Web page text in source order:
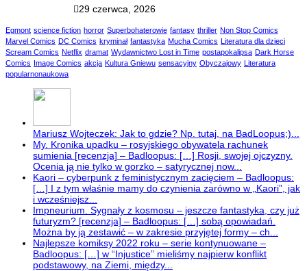
29 czerwca, 2026
Egmont science fiction horror Superbohaterowie fantasy thriller Non Stop Comics
Marvel Comics DC Comics kryminał fantastyka Mucha Comics Literatura dla dzieci
Scream Comics Netflix dramat Wydawnictwo Lost in Time postapokalipsa Dark Horse
Comics Image Comics akcja Kultura Gniewu sensacyjny Obyczajowy Literatura
popularnonaukowa
Mariusz Wojteczek: Jak to gdzie? Np. tutaj, na BadLoopus;)...
My. Kronika upadku – rosyjskiego obywatela rachunek
sumienia [recenzja] – Badloopus: […] Rosji, swojej ojczyzny.
Ocenia ją nie tylko w gorzko – satyrycznej now...
Kaori – cyberpunk z feministycznym zacięciem – Badloopus:
[…] I z tym właśnie mamy do czynienia zarówno w „Kaori”, jak
i wcześniejsz...
Impneurium. Sygnały z kosmosu – jeszcze fantastyka, czy już
futuryzm? [recenzja] – Badloopus: […] sobą opowiadań.
Można by ją zestawić – w zakresie przyjętej formy – ch...
Najlepsze komiksy 2022 roku – serie kontynuowane –
Badloopus: […] w “Injustice” mieliśmy najpierw konflikt
podstawowy, na Ziemi, między...